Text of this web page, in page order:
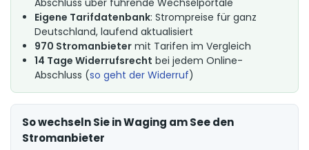
Eigene Tarifdatenbank: Strompreise für ganz
Deutschland, laufend aktualisiert
970 Stromanbieter mit Tarifen im Vergleich
14 Tage Widerrufsrecht bei jedem Online-
Abschluss (so geht der Widerruf)
So wechseln Sie in Waging am See den
Stromanbieter